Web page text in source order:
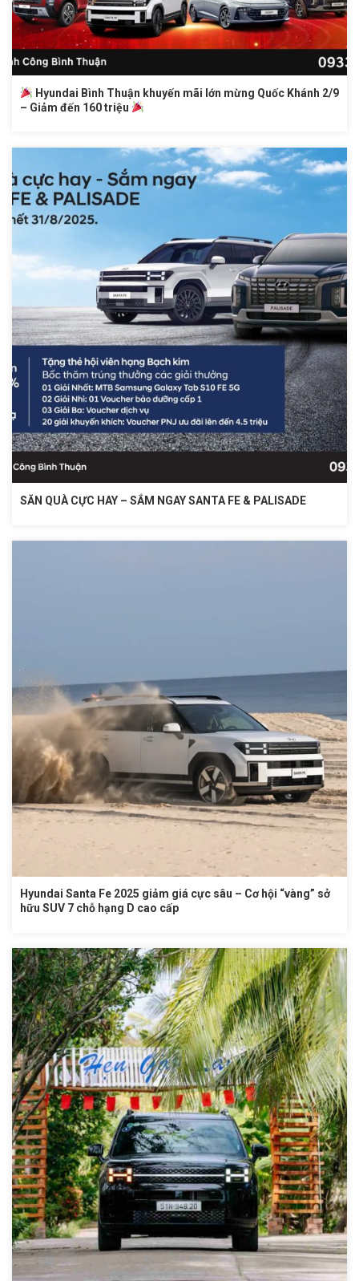
Hyundai Bình Thuận khuyến mãi lớn mừng Quốc Khánh 2/9
– Giảm đến 160 triệu
SĂN QUÀ CỰC HAY – SẮM NGAY SANTA FE & PALISADE
Hyundai Santa Fe 2025 giảm giá cực sâu – Cơ hội “vàng” sở
hữu SUV 7 chỗ hạng D cao cấp